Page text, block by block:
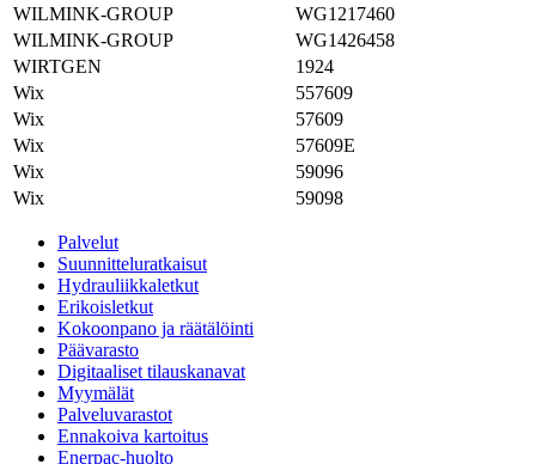
WILMINK-GROUP
WG1217460
WILMINK-GROUP
WG1426458
WIRTGEN
1924
Wix
557609
Wix
57609
Wix
57609E
Wix
59096
Wix
59098
Palvelut
Suunnitteluratkaisut
Hydrauliikkaletkut
Erikoisletkut
Kokoonpano ja räätälöinti
Päävarasto
Digitaaliset tilauskanavat
Myymälät
Palveluvarastot
Ennakoiva kartoitus
Enerpac-huolto